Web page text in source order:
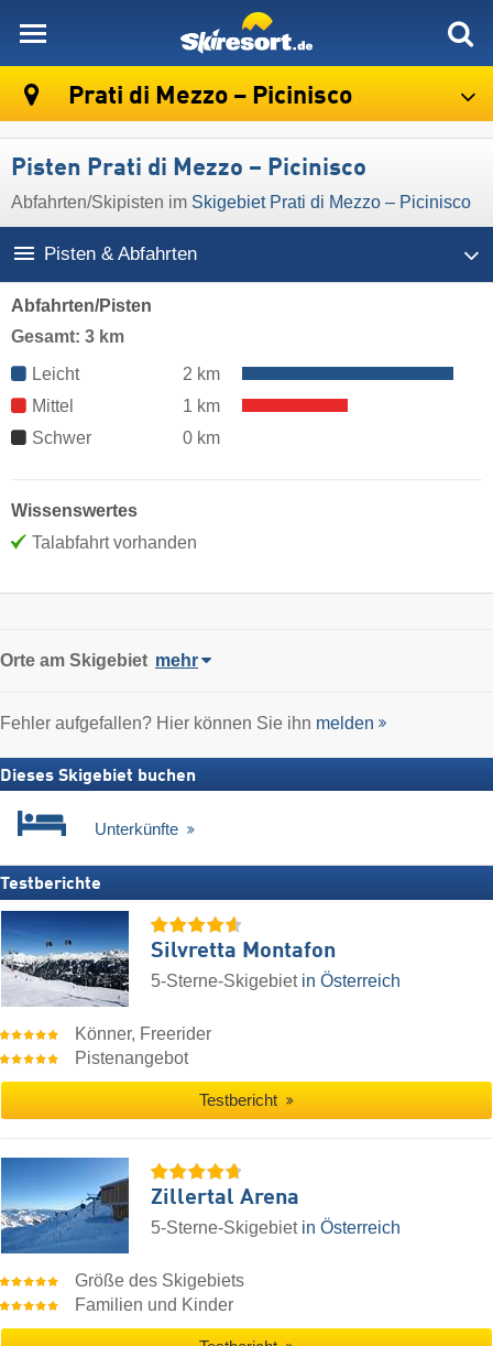
Prati di Mezzo – Picinisco
Pisten Prati di Mezzo – Picinisco
Abfahrten/Skipisten im Skigebiet Prati di Mezzo – Picinisco
Pisten & Abfahrten
Abfahrten/Pisten
Gesamt: 3 km
Leicht
2 km
Mittel
1 km
Schwer
0 km
Wissenswertes
Talabfahrt vorhanden
Orte am Skigebiet mehr
Fehler aufgefallen? Hier können Sie ihn melden
Dieses Skigebiet buchen
Unterkünfte
Testberichte
Silvretta Montafon
5-Sterne-Skigebiet in Österreich
Könner, Freerider
Pistenangebot
Testbericht
Zillertal Arena
5-Sterne-Skigebiet in Österreich
Größe des Skigebiets
Familien und Kinder